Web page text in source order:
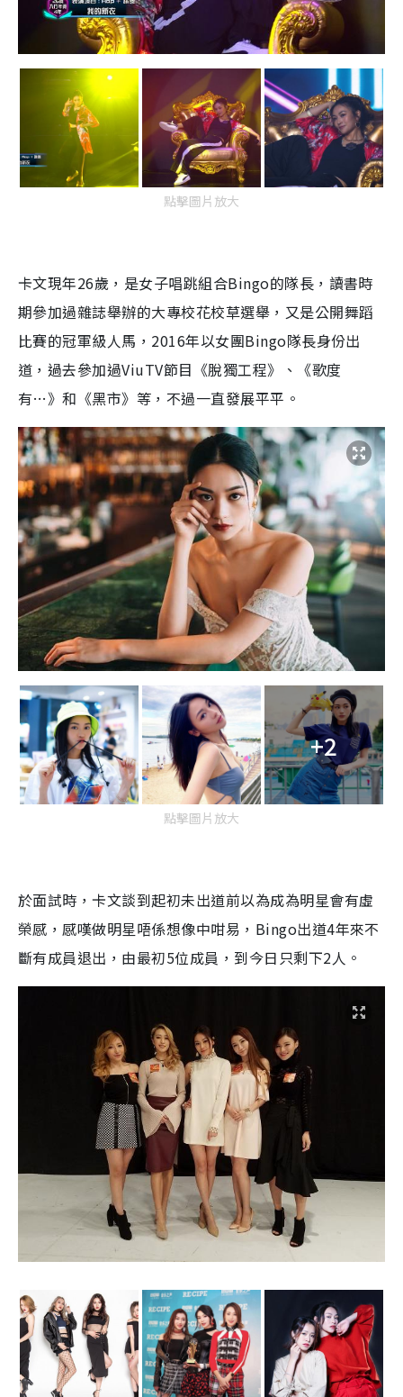
點擊圖片放大
卡文現年26歲，是女子唱跳組合Bingo的隊長，讀書時
期參加過雜誌舉辦的大專校花校草選舉，又是公開舞蹈
比賽的冠軍級人馬，2016年以女團Bingo隊長身份出
道，過去參加過ViuTV節目《脫獨工程》、《歌度
有…》和《黑市》等，不過一直發展平平。
+2
點擊圖片放大
於面試時，卡文談到起初未出道前以為成為明星會有虛
榮感，感嘆做明星唔係想像中咁易，Bingo出道4年來不
斷有成員退出，由最初5位成員，到今日只剩下2人。